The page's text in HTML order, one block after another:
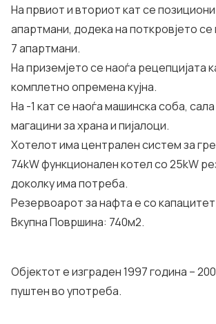
На првиот и вториот кат се
апартмани, додека на поткровјето
7 апартмани.
На приземјето се наоѓа рецепцијата
комплетно опремена кујна.
На -1 кат се наоѓа машинска соба,
магацини за храна и пијалоци.
Хотелот има централен систем за
74kW функционален котел со 25kW
доколку има потреба.
Резервоарот за нафта е со
Вкупна Површина: 740м2.
Објектот е изграден 1997 година –
пуштен во употреба.